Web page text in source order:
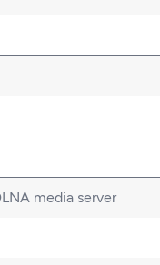
media server